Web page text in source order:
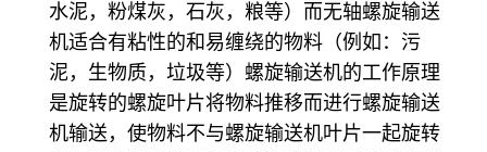
水泥，粉煤灰，石灰，粮等）而无轴螺旋输送
机适合有粘性的和易缠绕的物料（例如：污
泥，生物质，垃圾等）螺旋输送机的工作原理
是旋转的螺旋叶片将物料推移而进行螺旋输送
机输送，使物料不与螺旋输送机叶片一起旋转